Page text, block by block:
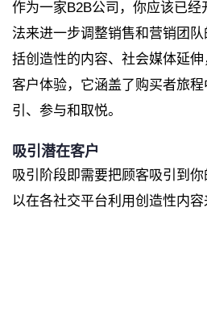
作为一家B2B公司，你应该已经
法来进一步调整销售和营销团
括创造性的内容、社会媒体延
客户体验，它涵盖了购买者旅
引、参与和取悦。
吸引潜在客户
吸引阶段即需要把顾客吸引到
以在各社交平台利用创造性内容